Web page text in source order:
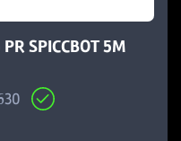
SPICCBOT 5M